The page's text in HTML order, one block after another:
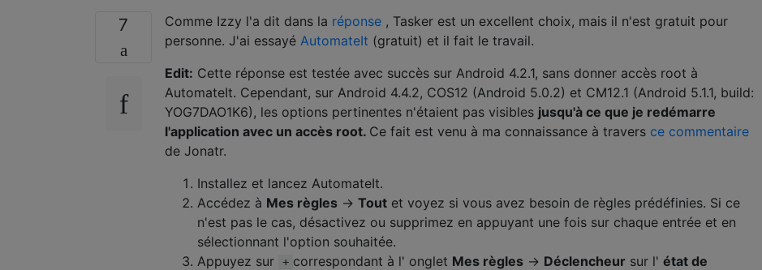
7 Comme Izzy l'a dit dans la réponse , Tasker est un excellent choix, mais il n'est gratuit pour
personne. J'ai essayé AutomateIt (gratuit) et il fait le travail.
Edit: Cette réponse est testée avec succès sur Android 4.2.1, sans donner accès root à
AutomateIt. Cependant, sur Android 4.4.2, COS12 (Android 5.0.2) et CM12.1 (Android 5.1.1, build:
YOG7DAO1K6), les options pertinentes n'étaient pas visibles jusqu'à ce que je redémarre
l'application avec un accès root. Ce fait est venu à ma connaissance à travers ce commentaire
de Jonatr.
Installez et lancez AutomateIt.
Accédez à Mes règles → Tout et voyez si vous avez besoin de règles prédéfinies. Si ce
n'est pas le cas, désactivez ou supprimez en appuyant une fois sur chaque entrée et en
sélectionnant l'option souhaitée.
Appuyez sur
+ correspondant à l' onglet Mes règles → Déclencheur sur l' état de